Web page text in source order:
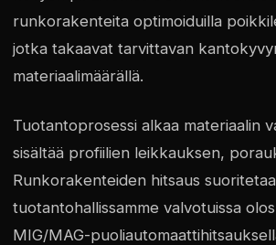
runkorakenteita optimoiduilla
jotka takaavat tarvittavan
materiaalimäärällä.
Tuotantoprosessi alkaa materiaalin
sisältää profiilien leikkauksen,
Runkorakenteiden hitsaus
tuotantohallissamme valvotuissa
MIG/MAG-